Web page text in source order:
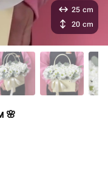
🌸
25 cm
20 cm